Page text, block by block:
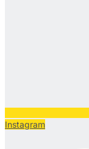
Instagram